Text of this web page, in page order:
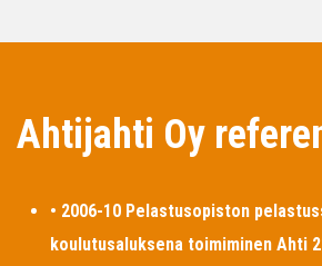
Ahtijahti Oy
• 2006-10 Pelastusopiston
koulutusaluksena toimiminen Ahti